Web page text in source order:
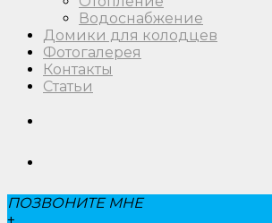
Водоснабжение
Домики для колодцев
Фотогалерея
Контакты
Статьи
ПОЗВОНИТЕ МНЕ